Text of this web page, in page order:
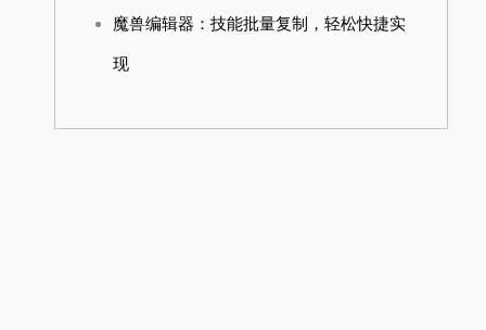
魔兽编辑器：技能批量复制，轻松快捷实
现